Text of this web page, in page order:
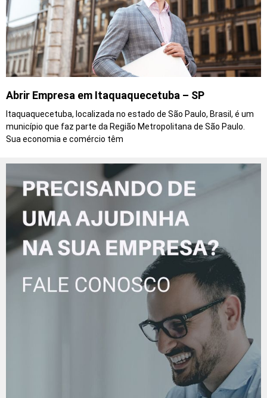
Abrir Empresa em Itaquaquecetuba – SP
Itaquaquecetuba, localizada no estado de São Paulo, Brasil, é um
município que faz parte da Região Metropolitana de São Paulo.
Sua economia e comércio têm